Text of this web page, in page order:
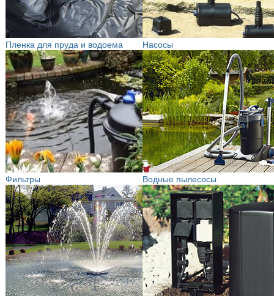
Пленка для пруда и водоема Насосы
Фильтры Водные пылесосы